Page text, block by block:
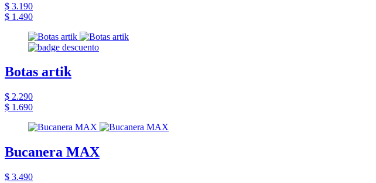
$ 3.190
$ 1.490
Botas artik
$ 2.290
$ 1.690
Bucanera MAX
$ 3.490